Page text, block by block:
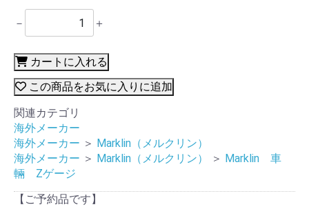
－ ＋
カートに入れる
この商品をお気に入りに追加
関連カテゴリ
海外メーカー
海外メーカー ＞ Marklin（メルクリン）
海外メーカー ＞ Marklin（メルクリン） ＞ Marklin 車
輛 Zゲージ
【ご予約品です】